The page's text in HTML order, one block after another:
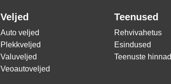
Veljed
Auto veljed
Plekkveljed
Valuveljed
Veoautoveljed
Teenused
Rehvivahetus
Esindused
Teenuste hinnad